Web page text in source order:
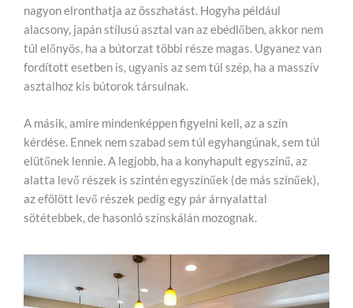
nagyon elronthatja az összhatást. Hogyha például
alacsony, japán stílusú asztal van az ebédlőben, akkor nem
túl előnyös, ha a bútorzat többi része magas. Ugyanez van
fordított esetben is, ugyanis az sem túl szép, ha a masszív
asztalhoz kis bútorok társulnak.
A másik, amire mindenképpen figyelni kell, az a szín
kérdése. Ennek nem szabad sem túl egyhangúnak, sem túl
elütőnek lennie. A legjobb, ha a konyhapult egyszínű, az
alatta levő részek is szintén egyszínűek (de más színűek),
az efölött levő részek pedig egy pár árnyalattal
sötétebbek, de hasonló színskálán mozognak.